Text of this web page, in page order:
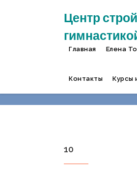
Центр
Главная Елена
Контакты Курсы
10